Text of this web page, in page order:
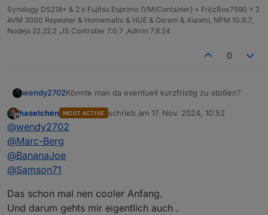
Synology DS218+ & 2 x Fujitsu Esprimo (VM/Container) + FritzBox7590 + 2
AVM 3000 Repeater & Homematic & HUE & Osram & Xiaomi, NPM 10.9.7,
Nodejs 22.22.2 ,JS Controller 7.0.7 ,Admin 7.8.24
0
wendy2702Könnte man da eventuell kurzfristig zu stoßen?
Hannover ist nicht wirklich meine Ecke aber da ich
beruflich viel in Deutschland unterwegs bin könnte
Offline
haselchen MOST ACTIVE schrieb am 17. Nov. 2024, 10:52
zuletzt editiert von
@wendy2702
@Marc-Berg
@BananaJoe
@Samson71
Das schon mal nen cooler Anfang.
Und darum gehts mir eigentlich auch .